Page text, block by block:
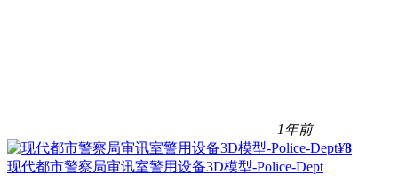
1年前
¥8
现代都市警察局审讯室警用设备3D模型-Police-Dept